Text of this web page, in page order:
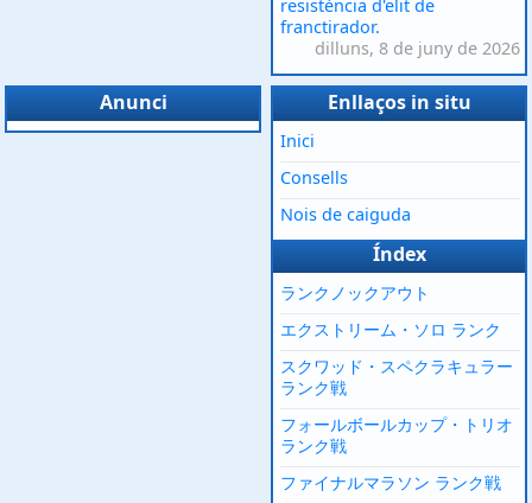
resistència d'elit de
franctirador.
dilluns, 8 de juny de 2026
Anunci Enllaços in situ
Inici
Consells
Nois de caiguda
Índex
ランクノックアウト
エクストリーム・ソロ ランク
スクワッド・スペクラキュラー
ランク戦
フォールボールカップ・トリオ
ランク戦
ファイナルマラソン ランク戦